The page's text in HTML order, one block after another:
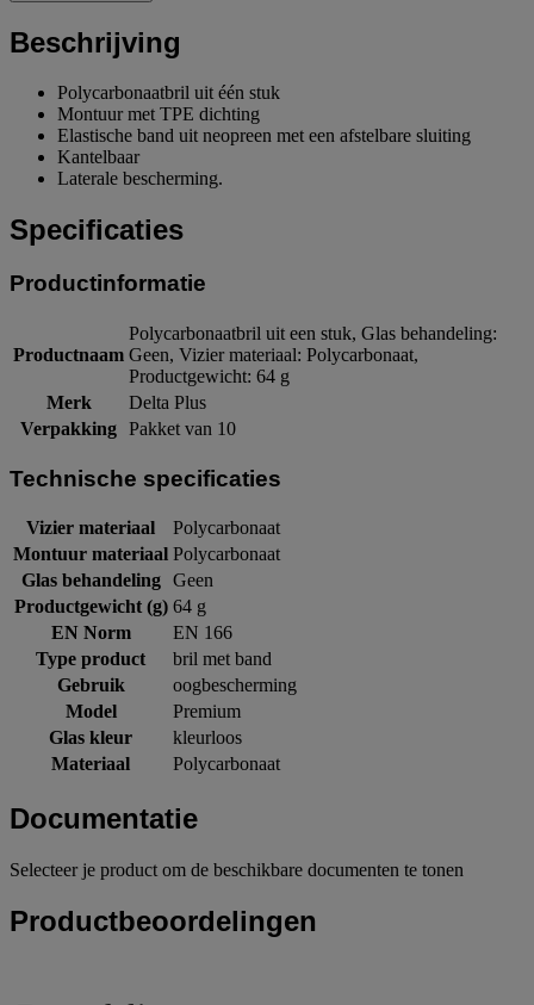
Beschrijving
Polycarbonaatbril uit één stuk
Montuur met TPE dichting
Elastische band uit neopreen met een afstelbare sluiting
Kantelbaar
Laterale bescherming.
Specificaties
Productinformatie
Productnaam
Polycarbonaatbril uit een stuk, Glas behandeling:
Geen, Vizier materiaal: Polycarbonaat,
Productgewicht: 64 g
Merk
Delta Plus
Verpakking Pakket van 10
Technische specificaties
Vizier materiaal
Polycarbonaat
Montuur materiaal Polycarbonaat
Glas behandeling
Geen
Productgewicht (g) 64 g
EN Norm
EN 166
Type product
bril met band
Gebruik
oogbescherming
Model
Premium
Glas kleur
kleurloos
Materiaal
Polycarbonaat
Documentatie
Selecteer je product om de beschikbare documenten te tonen
Productbeoordelingen